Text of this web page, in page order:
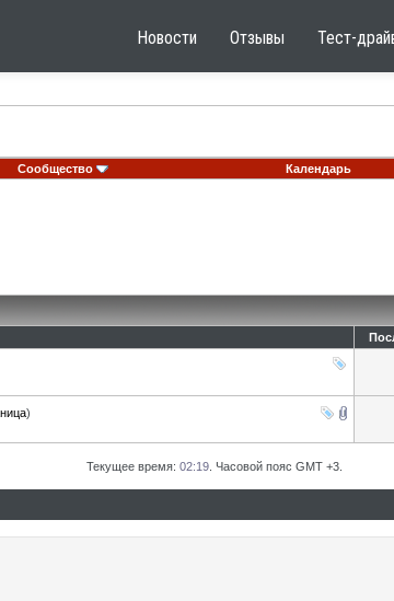
Новости Отзывы Тест-
Сообщество Календарь
)
Текущее время: 02:19 . Часовой пояс GMT +3.